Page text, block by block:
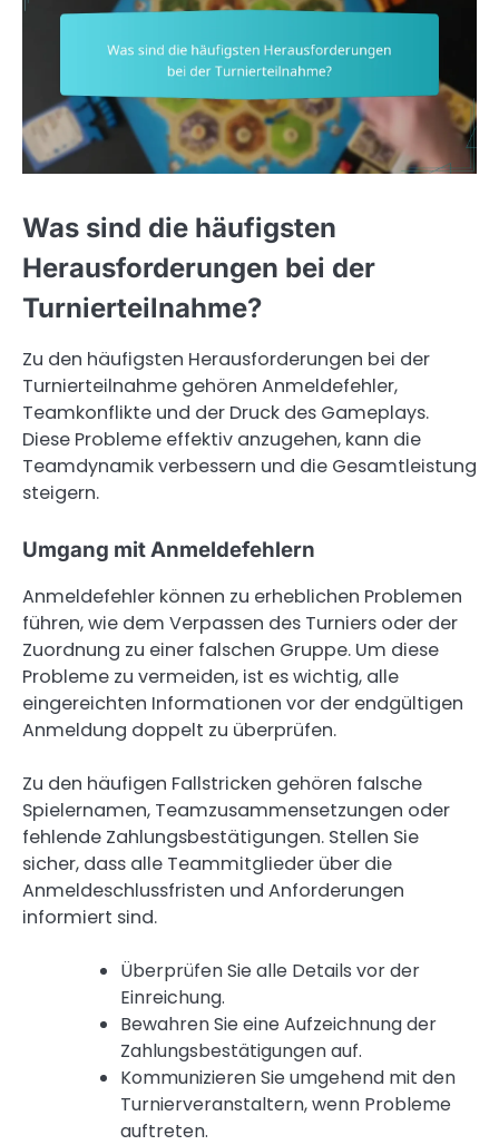
Was sind die häufigsten
Herausforderungen bei der
Turnierteilnahme?
Zu den häufigsten Herausforderungen bei der
Turnierteilnahme gehören Anmeldefehler,
Teamkonflikte und der Druck des Gameplays.
Diese Probleme effektiv anzugehen, kann die
Teamdynamik verbessern und die Gesamtleistung
steigern.
Umgang mit Anmeldefehlern
Anmeldefehler können zu erheblichen Problemen
führen, wie dem Verpassen des Turniers oder der
Zuordnung zu einer falschen Gruppe. Um diese
Probleme zu vermeiden, ist es wichtig, alle
eingereichten Informationen vor der endgültigen
Anmeldung doppelt zu überprüfen.
Zu den häufigen Fallstricken gehören falsche
Spielernamen, Teamzusammensetzungen oder
fehlende Zahlungsbestätigungen. Stellen Sie
sicher, dass alle Teammitglieder über die
Anmeldeschlussfristen und Anforderungen
informiert sind.
Überprüfen Sie alle Details vor der
Einreichung.
Bewahren Sie eine Aufzeichnung der
Zahlungsbestätigungen auf.
Kommunizieren Sie umgehend mit den
Turnierveranstaltern, wenn Probleme
auftreten.